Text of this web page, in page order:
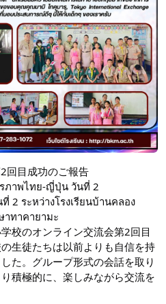
回目成功のご報告
ภาพไทย-ญี่ปุ่น วันที่ 2
2 ระหว่างโรงเรียนบ้านคลอง
าทาคายามะ
校のオンライン交流会第2回目
生徒たちは以前よりも自信を持
た。グループ形式の会話を取り
積極的に、楽しみながら交流を